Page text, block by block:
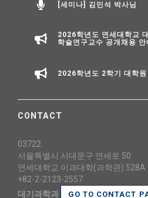
[세미나] 김민석 박사님
2026학년도 연세대학교
학술연구교수 공개채용 안
2026학년도 2학기 대학원
CONTACT
03722
서울특별시 서대문구 연세로 50
연세대학교 이과대학(과학관) 528A
+82-2-2123-2557
대기과학과
GO TO CONTACT